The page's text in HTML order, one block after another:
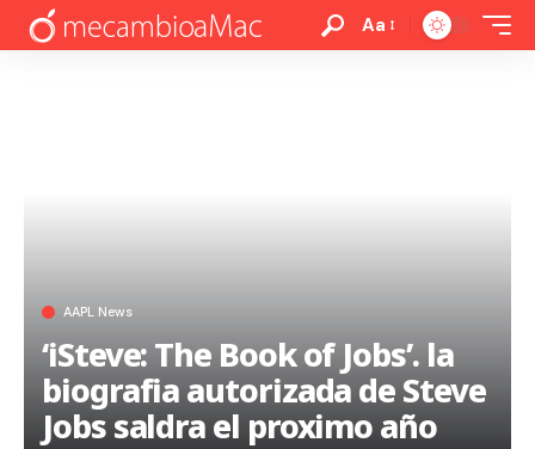
Aa
AAPL News
‘iSteve: The Book of Jobs’. la
biografia autorizada de Steve
Jobs saldra el proximo año